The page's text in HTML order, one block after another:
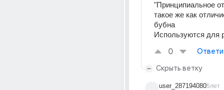
"Принципиальное
такое же как
бубна
Используются для
0
Скрыть ветку
user_2871940805лет